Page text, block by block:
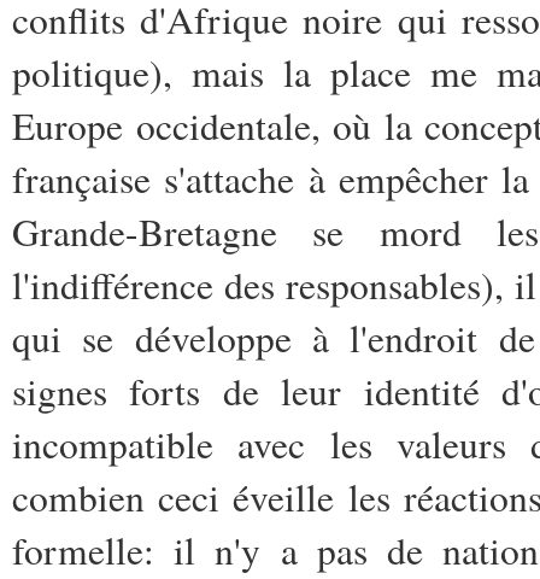
conflits d'Afrique noire qui
politique), mais la place me
Europe occidentale, où la
française s'attache à empêcher
Grande-Bretagne se mord
l'indifférence des responsables),
qui se développe à l'endroit
signes forts de leur identité
incompatible avec les valeurs
combien ceci éveille les
formelle: il n'y a pas de nation